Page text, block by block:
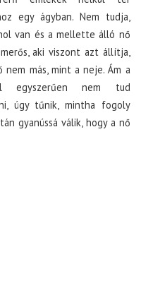
egy ágyban. Nem tudja,
van és a mellette álló nő
aki viszont azt állítja,
nem más, mint a neje. Ám a
egyszerűen nem tud
úgy tűnik, mintha fogoly
gyanússá válik, hogy a nő